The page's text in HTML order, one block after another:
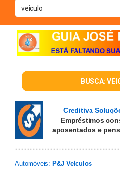
BUSCA:
Creditiva
Empréstimos
aposentados e
Automóveis: P&J Veículos